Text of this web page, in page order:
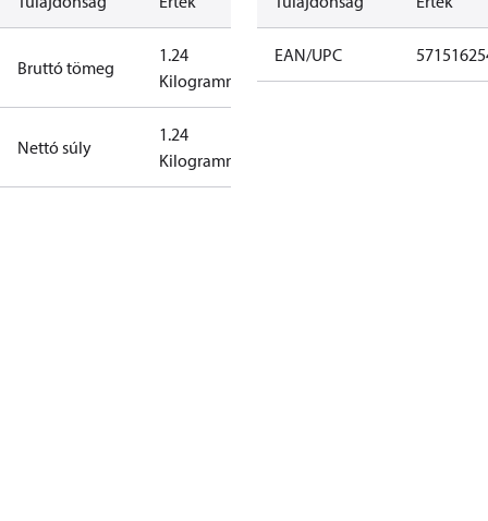
Bruttó tömeg
1.24
Kilogramm
Nettó súly
1.24
Kilogramm
EAN/UPC